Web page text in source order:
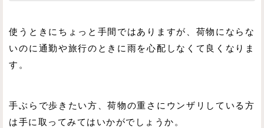
使うときにちょっと手間ではありますが、荷物にならな
いのに通勤や旅行のときに雨を心配しなくて良くなりま
す。
手ぶらで歩きたい方、荷物の重さにウンザリしている方
は手に取ってみてはいかがでしょうか。